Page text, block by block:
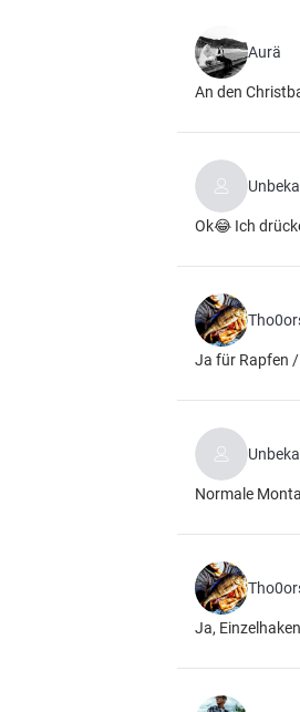
Aurä
An den
Ok😂 Ich
Ja für Rapfen
Normale
Ja,